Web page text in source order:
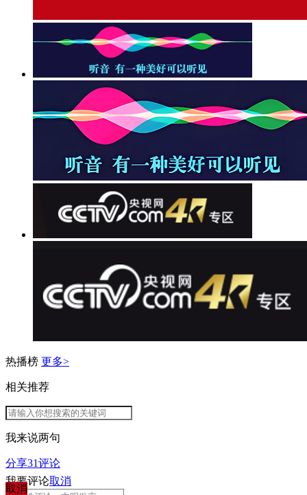
热播榜 更多>
相关推荐
我来说两句
分享31评论
取消
我要评论取消